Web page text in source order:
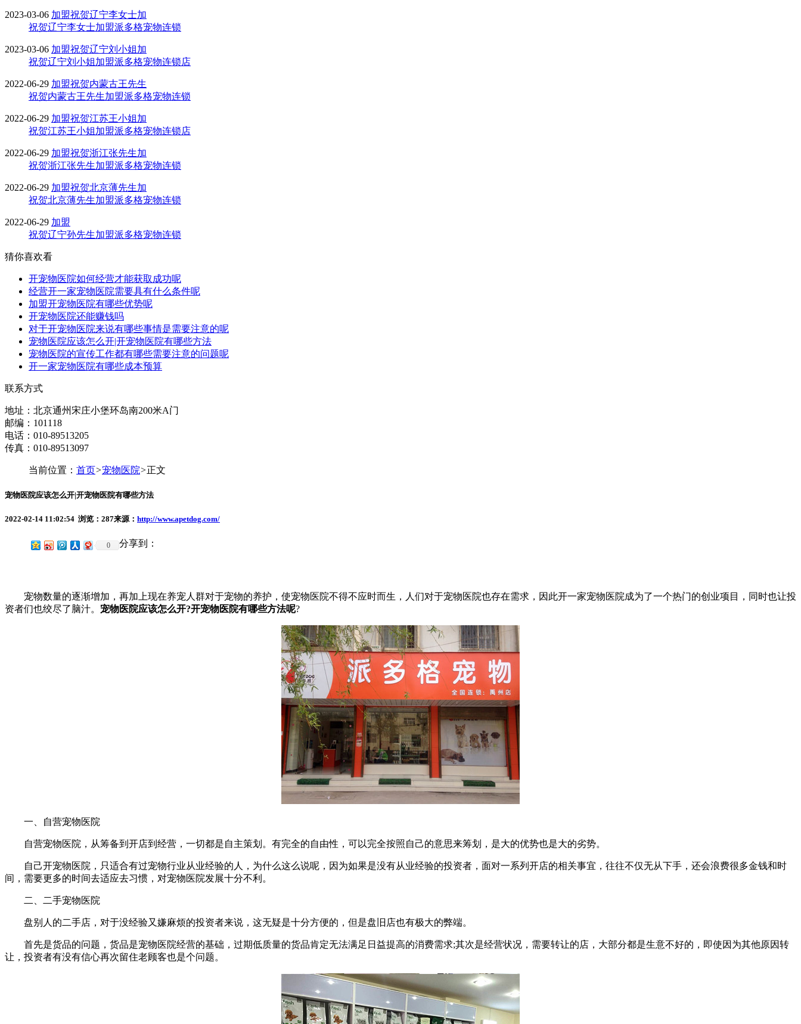
2023-03-06 加盟祝贺辽宁李女士加
祝贺辽宁李女士加盟派多格宠物连锁
2023-03-06 加盟祝贺辽宁刘小姐加
祝贺辽宁刘小姐加盟派多格宠物连锁店
2022-06-29 加盟祝贺内蒙古王先生
祝贺内蒙古王先生加盟派多格宠物连锁
2022-06-29 加盟祝贺江苏王小姐加
祝贺江苏王小姐加盟派多格宠物连锁店
2022-06-29 加盟祝贺浙江张先生加
祝贺浙江张先生加盟派多格宠物连锁
2022-06-29 加盟祝贺北京薄先生加
祝贺北京薄先生加盟派多格宠物连锁
2022-06-29 加盟
祝贺辽宁孙先生加盟派多格宠物连锁
猜你喜欢看
开宠物医院如何经营才能获取成功呢
经营开一家宠物医院需要具有什么条件呢
加盟开宠物医院有哪些优势呢
开宠物医院还能赚钱吗
对于开宠物医院来说有哪些事情是需要注意的呢
宠物医院应该怎么开|开宠物医院有哪些方法
宠物医院的宣传工作都有哪些需要注意的问题呢
开一家宠物医院有哪些成本预算
联系方式
地址：北京通州宋庄小堡环岛南200米A门
邮编：101118
电话：010-89513205
传真：010-89513097
当前位置： 首页>宠物医院>正文
宠物医院应该怎么开|开宠物医院有哪些方法
2022-02-14 11:02:54 浏览： 287来源： http://www.apetdog.com/
分享到：
0
宠物数量的逐渐增加，再加上现在养宠人群对于宠物的养护，使宠物医院不得不应时而生，人们对于宠物医院也存在需求，因此开一家宠物医院成为了一个热门的创业项目，同时也让投
资者们也绞尽了脑汁。 宠物医院应该怎么开?开宠物医院有哪些方法呢?
一、自营宠物医院
自营宠物医院，从筹备到开店到经营，一切都是自主策划。有完全的自由性，可以完全按照自己的意思来筹划，是大的优势也是大的劣势。
自己开宠物医院，只适合有过宠物行业从业经验的人，为什么这么说呢，因为如果是没有从业经验的投资者，面对一系列开店的相关事宜，往往不仅无从下手，还会浪费很多金钱和时
间，需要更多的时间去适应去习惯，对宠物医院发展十分不利。
二、二手宠物医院
盘别人的二手店，对于没经验又嫌麻烦的投资者来说，这无疑是十分方便的，但是盘旧店也有极大的弊端。
首先是货品的问题，货品是宠物医院经营的基础，过期低质量的货品肯定无法满足日益提高的消费需求;其次是经营状况，需要转让的店，大部分都是生意不好的，即使因为其他原因转
让，投资者有没有信心再次留住老顾客也是个问题。